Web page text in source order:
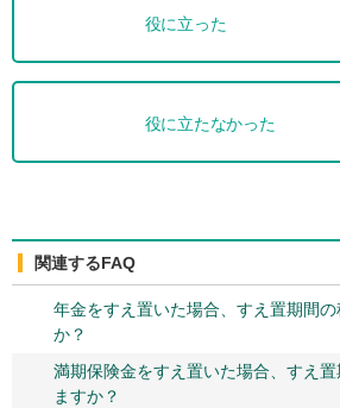
役に立った
役に立たなかった
関連するFAQ
年金をすえ置いた場合、すえ置期間
か？
満期保険金をすえ置いた場合、すえ
ますか？